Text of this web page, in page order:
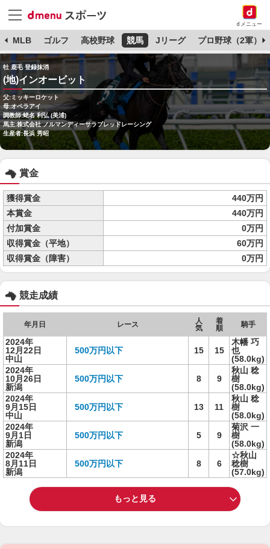
dメニュー
MLB ゴルフ 高校野球 競馬 Jリーグ プロ野球（2軍）
牡 鹿毛 登録抹消
(地)インオービット
父:ミッキーロケット
母:オペラアイ
調教師:蛯名 利弘 (美浦)
馬主:株式会社 ノルマンディーサラブレッドレーシング
生産者:長浜 秀昭
賞金
獲得賞金
440万円
本賞金
440万円
付加賞金
0万円
収得賞金（平地）
60万円
収得賞金（障害）
0万円
競走成績
年月日 レース
人
気
着
順
騎手
2024年
12月22日
中山
500万円以下 15 15
木幡 巧
也
(58.0kg)
2024年
10月26日
新潟
500万円以下 8 9
秋山 稔
樹
(58.0kg)
2024年
9月15日
中山
500万円以下 13 11
秋山 稔
樹
(58.0kg)
2024年
9月1日
新潟
500万円以下 5 9
菊沢 一
樹
(58.0kg)
2024年
8月11日
新潟
500万円以下 8 6
☆秋山
稔樹
(57.0kg)
もっと見る